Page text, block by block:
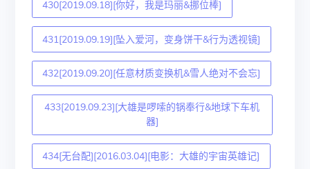
430[2019.09.18][你好，我是玛丽&挪位棒]
431[2019.09.19][坠入爱河，变身饼干&行为透视镜]
432[2019.09.20][任意材质变换机&雪人绝对不会忘]
433[2019.09.23][大雄是啰嗦的锅奉行&地球下车机
器]
434[无台配][2016.03.04][电影：大雄的宇宙英雄记]